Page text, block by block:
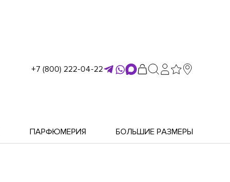
+7 (800) 222-04-22
ПАРФЮМЕРИЯ БОЛЬШИЕ РАЗМЕРЫ